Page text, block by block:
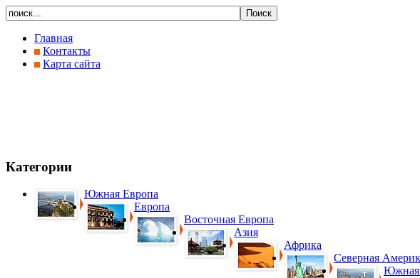
Главная
Контакты
Карта сайта
Категории
Южная Европа
Европа
Восточная Европа
Азия
Африка
Северная
Южная